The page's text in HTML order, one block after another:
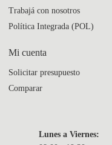
Trabajá con nosotros
Política Integrada (POL)
Mi cuenta
Solicitar presupuesto
Comparar
Lunes a Viernes: